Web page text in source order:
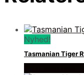
Nyhed!
Tasmanian Tiger